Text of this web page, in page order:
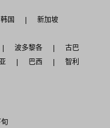
国
新加坡
波多黎各
古巴
巴西
智利
旬